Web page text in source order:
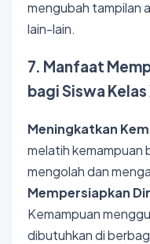
mengubah tampilan
lain-lain.
7. Manfaat
bagi Siswa Kelas
Meningkatkan
melatih kemampuan
mengolah dan
Mempersiapkan
Kemampuan
dibutuhkan di